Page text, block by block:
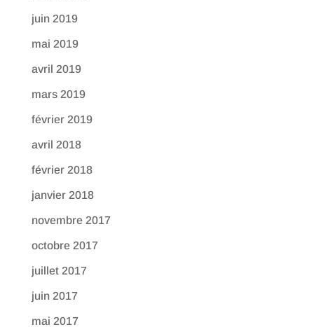
juin 2019
mai 2019
avril 2019
mars 2019
février 2019
avril 2018
février 2018
janvier 2018
novembre 2017
octobre 2017
juillet 2017
juin 2017
mai 2017